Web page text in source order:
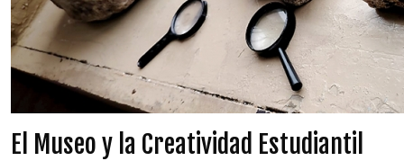
El Museo y la Creatividad Estudiantil